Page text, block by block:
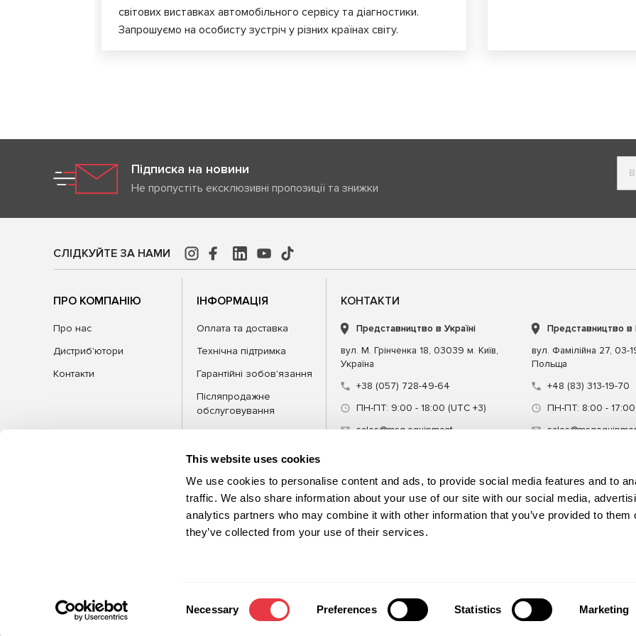
This website uses cookies
We use cookies to personalise content and ads, to provide social media features and to
traffic. We also share information about your use of our site with our social media,
analytics partners who may combine it with other information that you’ve provided to them
they’ve collected from your use of their services.
Necessary Preferences Statistics Marketing
світових виставках автомобільного сервісу та діагностики.
Запрошуємо на особисту зустріч у різних країнах світу.
Підписка на новини
Не пропустіть ексклюзивні пропозиції та знижки
СЛІДКУЙТЕ ЗА НАМИ
ПРО КОМПАНІЮ
Про нас
Дистриб'ютори
Контакти
ІНФОРМАЦІЯ
Оплата та доставка
Технічна підтримка
Гарантійні зобов'язання
Післяпродажне
обслуговування
FAQ
Блог
КОНТАКТИ
Представництво в Україні
вул. М. Грінченка 18, 03039 м. Київ,
Україна
+38 (057) 728-49-64
ПН-ПТ: 9:00 - 18:00 (UTC +3)
sales@msg.equipment
Представництво в
вул. Фамілійна 27, 03-
Польща
+48 (83) 313-19-70
ПН-ПТ: 8:00 - 17:00
Обладнання Спецінструмент Навчання